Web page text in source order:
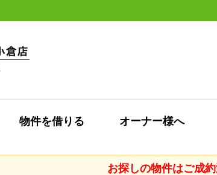
物件を借りる オーナー様へ
お探しの物件はご成